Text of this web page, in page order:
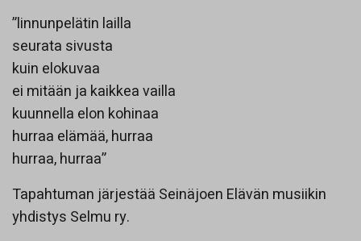
”linnunpelätin lailla
seurata sivusta
kuin elokuvaa
ei mitään ja kaikkea vailla
kuunnella elon kohinaa
hurraa elämää, hurraa
hurraa, hurraa”
Tapahtuman järjestää Seinäjoen Elävän musiikin
yhdistys Selmu ry.